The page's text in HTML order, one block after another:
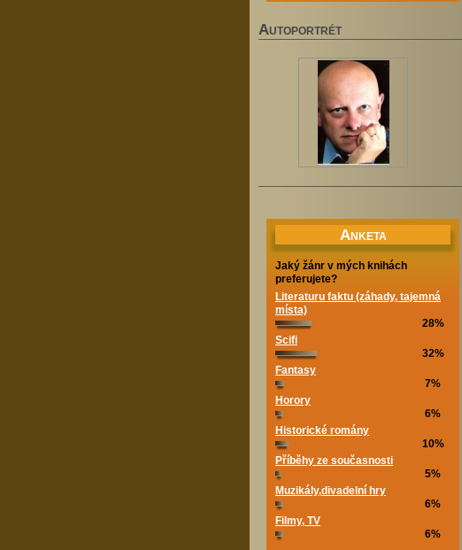
AUTOPORTRÉT
ANKETA
Jaký žánr v mých knihách
preferujete?
Literaturu faktu (záhady, tajemná
místa)
28%
Scifi
32%
Fantasy
7%
Horory
6%
Historické romány
10%
Příběhy ze současnosti
5%
Muzikály,divadelní hry
6%
Filmy, TV
6%